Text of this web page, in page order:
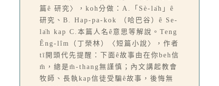
篇ê 研究〉，koh分做：A.「Sè-la̍h」ê
研究、B. Hap-pa-kok （哈巴谷）ê Se-
la̍h kap C.本篇人名ê意思等解說。Teng
Êng-lîm（丁榮林）〈短篇小說〉，作者
tī開頭代先提醒：下面ê故事由在你beh信
m̄，總是m̄-thang無謹慎；內文講起教會
牧師、長執kap信徒受騙ê故事，後悔無